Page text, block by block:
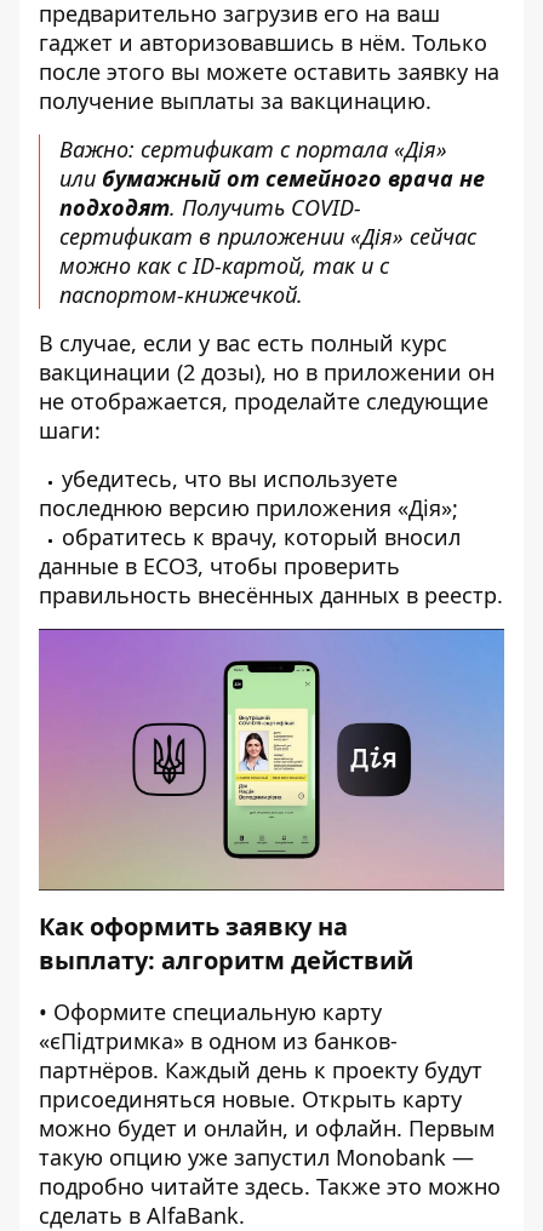
предварительно загрузив его на ваш
гаджет и авторизовавшись в нём. Только
после этого вы можете оставить заявку на
получение выплаты за вакцинацию.
Важно: сертификат с портала «Дія»
или бумажный от семейного врача не
подходят. Получить COVID-
сертификат в приложении «Дія» сейчас
можно как с ID-картой, так и с
паспортом-книжечкой.
В случае, если у вас есть полный курс
вакцинации (2 дозы), но в приложении он
не отображается, проделайте следующие
шаги:
убедитесь, что вы используете
последнюю версию приложения «Дія»;
обратитесь к врачу, который вносил
данные в ЕСОЗ, чтобы проверить
правильность внесённых данных в реестр.
Как оформить заявку на
выплату: алгоритм действий
• Оформите специальную карту
«єПідтримка» в одном из банков-
партнёров. Каждый день к проекту будут
присоединяться новые. Открыть карту
можно будет и онлайн, и офлайн. Первым
такую опцию уже запустил Monobank —
подробно читайте здесь. Также это можно
сделать в AlfaBank.